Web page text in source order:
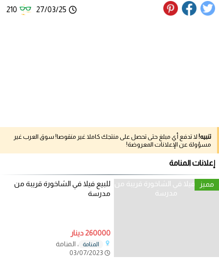
27/03/25
210
تنبيه! لا تدفع أي مبلغ حتى تحصل على منتجك كاملا غير منقوصا! سوق العرب غير
مسؤولة عن الإعلانات المعروضة!
إعلانات المنامة
مميز
للبيع فيلا في الشاخورة قريبة من
مدرسة
260000 دينار
المنامة
، المنامة